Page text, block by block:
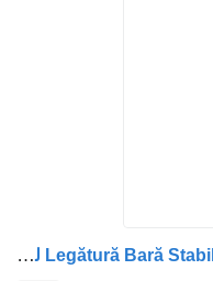
قضيب ارتكاسي Legătură Bară Stabilizatoare Axa Față لـ الشاحنات MAN 11322 Y.P